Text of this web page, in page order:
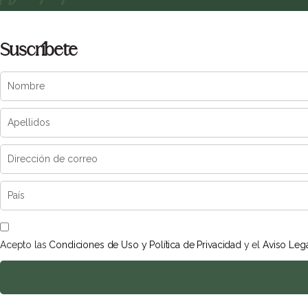
Suscríbete
Acepto las Condiciones de Uso y Política de Privacidad y elAviso